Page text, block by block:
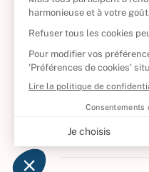
CD d'occasion
DVD d'occasion
Livres d’occasion